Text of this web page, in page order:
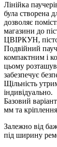
Лінійка
була створена
дозволяє
магазини до
ЦВІРКУН,
Подвійний
компактним і
цьому
забезпечує
Щільність
індивідуально.
Базовий
мм та
Залежно від
під ширину